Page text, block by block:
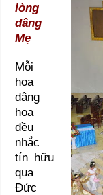
lòng
dâng
Mẹ
Mỗi
hoa
dâng
hoa
đều
nhắc
tín hữu
qua
Đức